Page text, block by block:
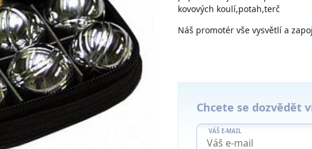
kovových koulí,potah,terč
Náš promotér vše vysvětlí a
Chcete se dozvědět
VÁŠ E-MAIL